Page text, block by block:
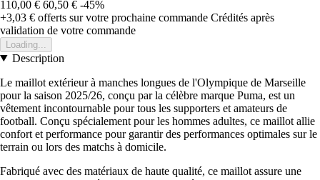
110,00 € 60,50 € -45%
+3,03 € offerts sur votre prochaine commande Crédités après
validation de votre commande
Loading...
Description
Le maillot extérieur à manches longues de l'Olympique de Marseille
pour la saison 2025/26, conçu par la célèbre marque Puma, est un
vêtement incontournable pour tous les supporters et amateurs de
football. Conçu spécialement pour les hommes adultes, ce maillot allie
confort et performance pour garantir des performances optimales sur le
terrain ou lors des matchs à domicile.
Fabriqué avec des matériaux de haute qualité, ce maillot assure une